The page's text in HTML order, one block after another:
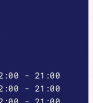
- 21:00
- 21:00